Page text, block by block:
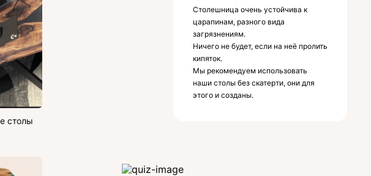
столы
Столешница очень устойчива к
царапинам, разного вида
загрязнениям.
Ничего не будет, если на неё пролить
кипяток.
Мы рекомендуем использовать
наши столы без скатерти, они для
этого и созданы.